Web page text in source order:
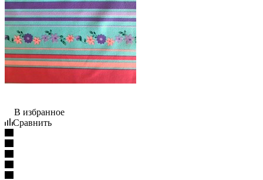
В избранное
Сравнить